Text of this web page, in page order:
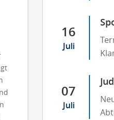
16
Juli
07
Juli